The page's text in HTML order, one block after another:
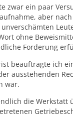
zwar ein paar
aber
ohne
Forderung
beauftragte ich
ausstehenden
war.
die Werkstatt